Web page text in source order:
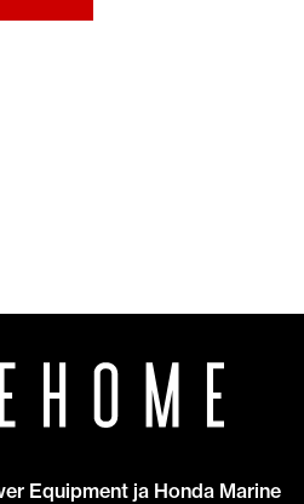
Equipment ja Honda Marine